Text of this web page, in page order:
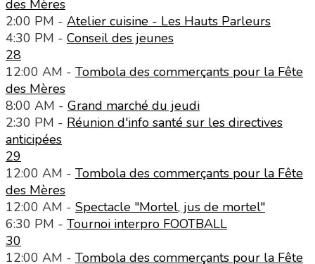
des Mères
2:00 PM - Atelier cuisine - Les Hauts Parleurs
4:30 PM - Conseil des jeunes
28
12:00 AM - Tombola des commerçants pour la Fête
des Mères
8:00 AM - Grand marché du jeudi
2:30 PM - Réunion d'info santé sur les directives
anticipées
29
12:00 AM - Tombola des commerçants pour la Fête
des Mères
12:00 AM - Spectacle "Mortel, jus de mortel"
6:30 PM - Tournoi interpro FOOTBALL
30
12:00 AM - Tombola des commerçants pour la Fête